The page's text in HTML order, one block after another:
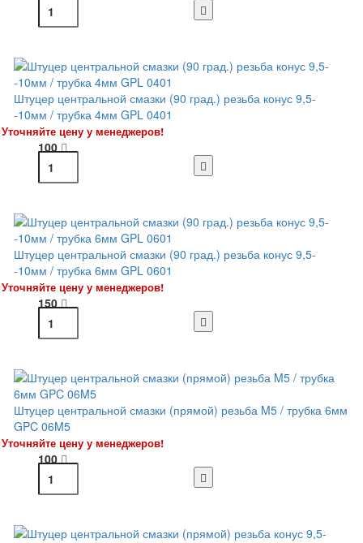
Штуцер центральной смазки (90 град.) резьба конус 9,5-
-10мм / трубка 4мм GPL 0401
Уточняйте цену у менеджеров!
100
Штуцер центральной смазки (90 град.) резьба конус 9,5-
-10мм / трубка 6мм GPL 0601
Уточняйте цену у менеджеров!
150
Штуцер центральной смазки (прямой) резьба M5 / трубка 6мм
GPC 06M5
Уточняйте цену у менеджеров!
100